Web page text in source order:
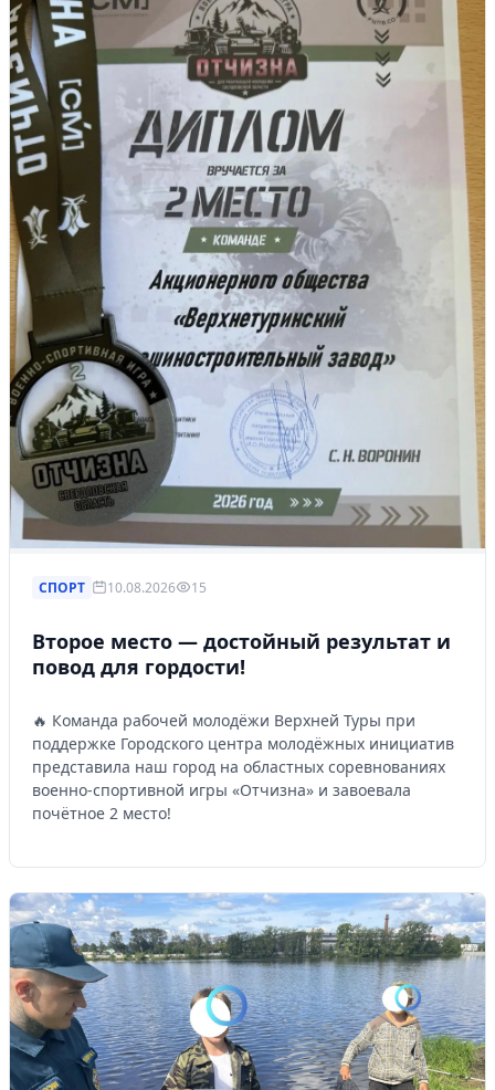
СПОРТ 10.08.2026 15
Второе место — достойный результат и
повод для гордости!
🔥 Команда рабочей молодёжи Верхней Туры при
поддержке Городского центра молодёжных инициатив
представила наш город на областных соревнованиях
военно-спортивной игры «Отчизна» и завоевала
почётное 2 место!